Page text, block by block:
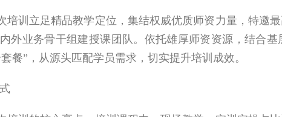
培训立足精品教学定位，集结权威优质师资力量，特邀
外业务骨干组建授课团队。依托雄厚师资资源，结合
餐”，从源头匹配学员需求，切实提升培训成效。